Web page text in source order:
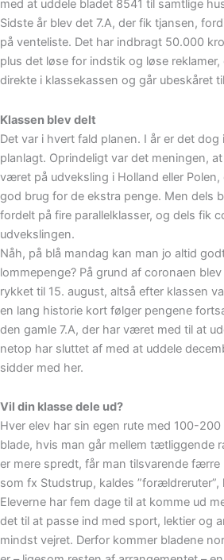
med at uddele bladet 8541 til samtlige
Sidste år blev det 7.A, der fik tjansen,
på venteliste. Det har indbragt 50.000
plus det løse for indstik og løse
direkte i klassekassen og går ubeskåret
Klassen blev delt
Det var i hvert fald planen. I år er det
planlagt. Oprindeligt var det meningen,
været på udveksling i Holland eller
god brug for de ekstra penge. Men dels
fordelt på fire parallelklasser, og dels fik
udvekslingen.
Nåh, på blå mandag kan man jo altid
lommepenge? På grund af coronaen
rykket til 15. august, altså efter klassen
en lang historie kort følger pengene
den gamle 7.A, der har været med til at
netop har sluttet af med at uddele
sidder med her.
Vil din klasse dele ud?
Hver elev har sin egen rute med 100-
blade, hvis man går mellem tætliggende
er mere spredt, får man tilsvarende færre
som fx Studstrup, kaldes
Eleverne har fem dage til at komme ud
det til at passe ind med sport, lektier og
mindst vejret. Derfor kommer bladene